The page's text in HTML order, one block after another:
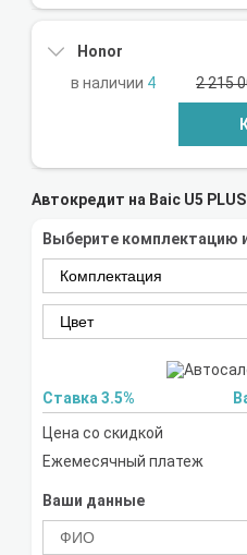
Honor
4
2 215
Автокредит на Baic U5
Выберите комплектацию
Ставка 3.5%
Цена со скидкой
Ежемесячный платеж
Ваши данные